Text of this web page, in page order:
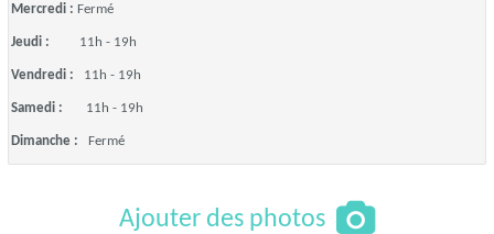
Mercredi : Fermé
Jeudi : 11h - 19h
Vendredi : 11h - 19h
Samedi : 11h - 19h
Dimanche : Fermé
Ajouter des photos